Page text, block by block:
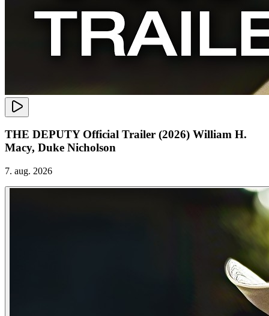
THE DEPUTY Official Trailer (2026) William H.
Macy, Duke Nicholson
7. aug. 2026